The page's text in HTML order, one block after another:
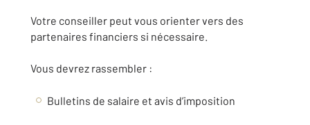
Votre conseiller peut vous orienter vers des
partenaires financiers si nécessaire.
Vous devrez rassembler :
Bulletins de salaire et avis d’imposition